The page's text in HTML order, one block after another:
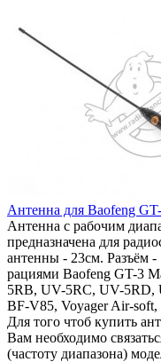
Антенна для Baofeng
Антенна с рабочим
предназначена для
антенны - 23см. Разъём
рациями Baofeng GT-3
5RB, UV-5RC, UV-
BF-V85, Voyager Air-soft,
Для того чтоб купить
Вам необходимо
(частоту диапазона)